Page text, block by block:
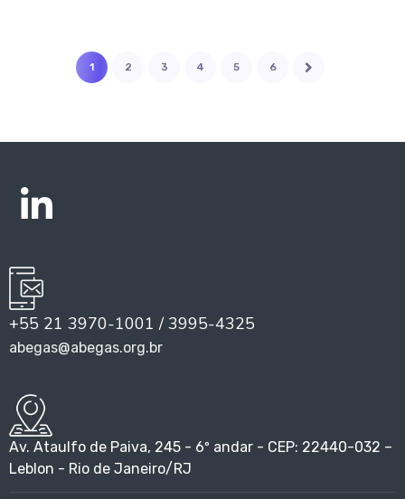
1 2 3 4 5 6
+55 21 3970-1001 / 3995-4325
abegas@abegas.org.br
Av. Ataulfo de Paiva, 245 - 6º andar - CEP: 22440-032 –
Leblon - Rio de Janeiro/RJ